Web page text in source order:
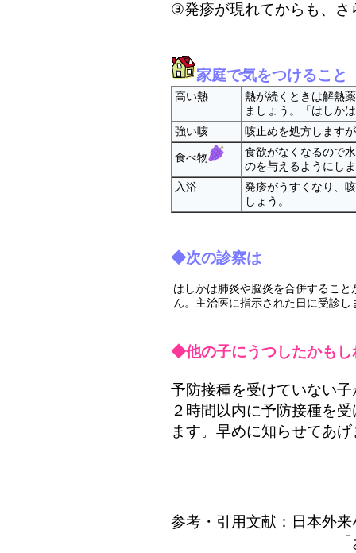
③発疹が現れてからも、さ
家庭で気をつけること
高い熱
熱が続くときは解熱
ましょう。「はしか
強い咳
咳止めを処方します
食べ物
食欲がなくなるので
のを与えるようにし
入浴
発疹がうすくなり、
しょう。
◆次の診察は
はしかは肺炎や脳炎を合併するこ
ん。主治医に指示された日に受診し
◆他の子にうつしたかもし
予防接種を受けていない
２時間以内に予防接種を
ます。早めに知らせてあ
参考・引用文献：日本外
「お母さんに